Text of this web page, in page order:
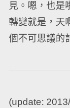
見。嗯，也是
轉變就是，天
個不可思議的
(update: